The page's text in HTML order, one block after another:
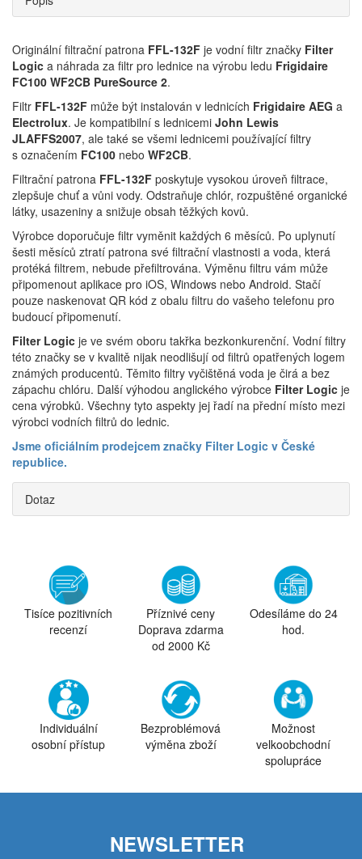
Originální filtrační patrona FFL-132F je vodní filtr značky Filter
Logic a náhrada za filtr pro lednice na výrobu ledu Frigidaire
FC100 WF2CB PureSource 2.
Filtr FFL-132F může být instalován v lednicích Frigidaire AEG a
Electrolux. Je kompatibilní s lednicemi John Lewis
JLAFFS2007, ale také se všemi lednicemi používající filtry
s označením FC100 nebo WF2CB.
Filtrační patrona FFL-132F poskytuje vysokou úroveň filtrace,
zlepšuje chuť a vůni vody. Odstraňuje chlór, rozpuštěné organické
látky, usazeniny a snižuje obsah těžkých kovů.
Výrobce doporučuje filtr vyměnit každých 6 měsíců. Po uplynutí
šesti měsíců ztratí patrona své filtrační vlastnosti a voda, která
protéká filtrem, nebude přefiltrována. Výměnu filtru vám může
připomenout aplikace pro iOS, Windows nebo Android. Stačí
pouze naskenovat QR kód z obalu filtru do vašeho telefonu pro
budoucí připomenutí.
Filter Logic je ve svém oboru takřka bezkonkurenční. Vodní filtry
této značky se v kvalitě nijak neodlišují od filtrů opatřených logem
známých producentů. Těmito filtry vyčištěná voda je čirá a bez
zápachu chlóru. Další výhodou anglického výrobce Filter Logic je
cena výrobků. Všechny tyto aspekty jej řadí na přední místo mezi
výrobci vodních filtrů do lednic.
Jsme oficiálním prodejcem značky Filter Logic v České
republice.
Dotaz
Tisíce pozitivních
recenzí
Příznivé ceny
Doprava zdarma
od 2000 Kč
Odesíláme do 24
hod.
Individuální
osobní přístup
Bezproblémová
výměna zboží
Možnost
velkoobchodní
spolupráce
NEWSLETTER